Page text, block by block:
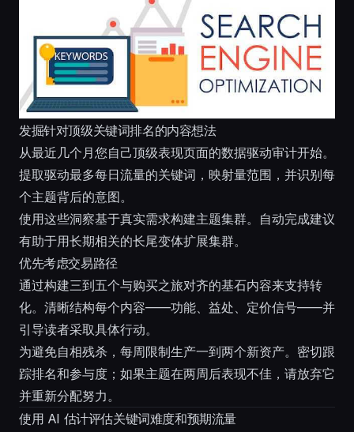
发掘针对顶级关键词排名的内容想法
从最近几个月您自己顶级表现页面的数据驱动审计开始。
提取驱动最多每日流量的关键词，映射量范围，并识别每
个主题背后的意图。
使用这些洞察基于真实需求构建主题集群。自动完成建议
有助于用长期相关的长尾变体扩展集群。
优先考虑交易路径
通过构建三到五个与购买之旅对齐的基石内容来支持转
化。清晰结构每个内容——功能、益处、定价信号——并
引导读者采取具体行动。
为避免自相残杀，每周限制生产一到两个新资产。密切跟
踪排名和参与度；如果主题在两周后表现不佳，请放弃它
并重新分配努力。
使用 AI 估计评估关键词难度和预期流量